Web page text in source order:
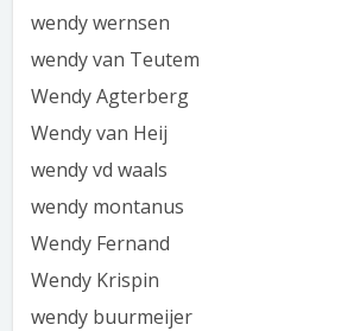
wendy wernsen
wendy van Teutem
Wendy Agterberg
Wendy van Heij
wendy vd waals
wendy montanus
Wendy Fernand
Wendy Krispin
wendy buurmeijer